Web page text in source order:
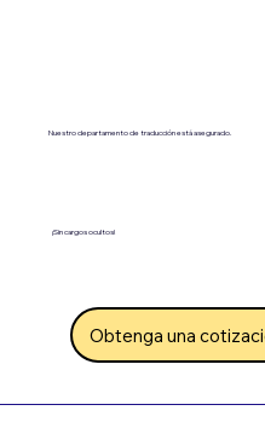
Nuestro departamento de traducción está asegurado.
¡Sin cargos ocultos!
Obtenga una